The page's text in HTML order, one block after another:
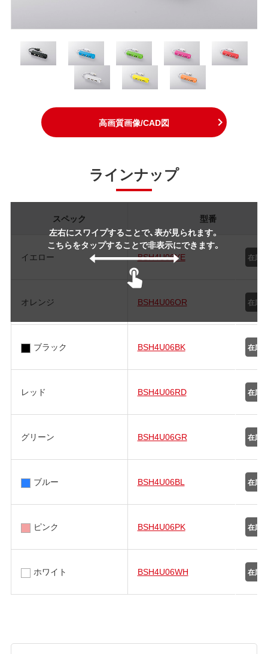
高画質画像/CAD図
ラインナップ
左右にスワイプすることで、表が見られます。
こちらをタップすることで非表示にできます。
スペック 型番
イエロー BSH4U06YE
オレンジ BSH4U06OR
ブラック BSH4U06BK
レッド BSH4U06RD
グリーン BSH4U06GR
ブルー BSH4U06BL
ピンク BSH4U06PK
ホワイト BSH4U06WH